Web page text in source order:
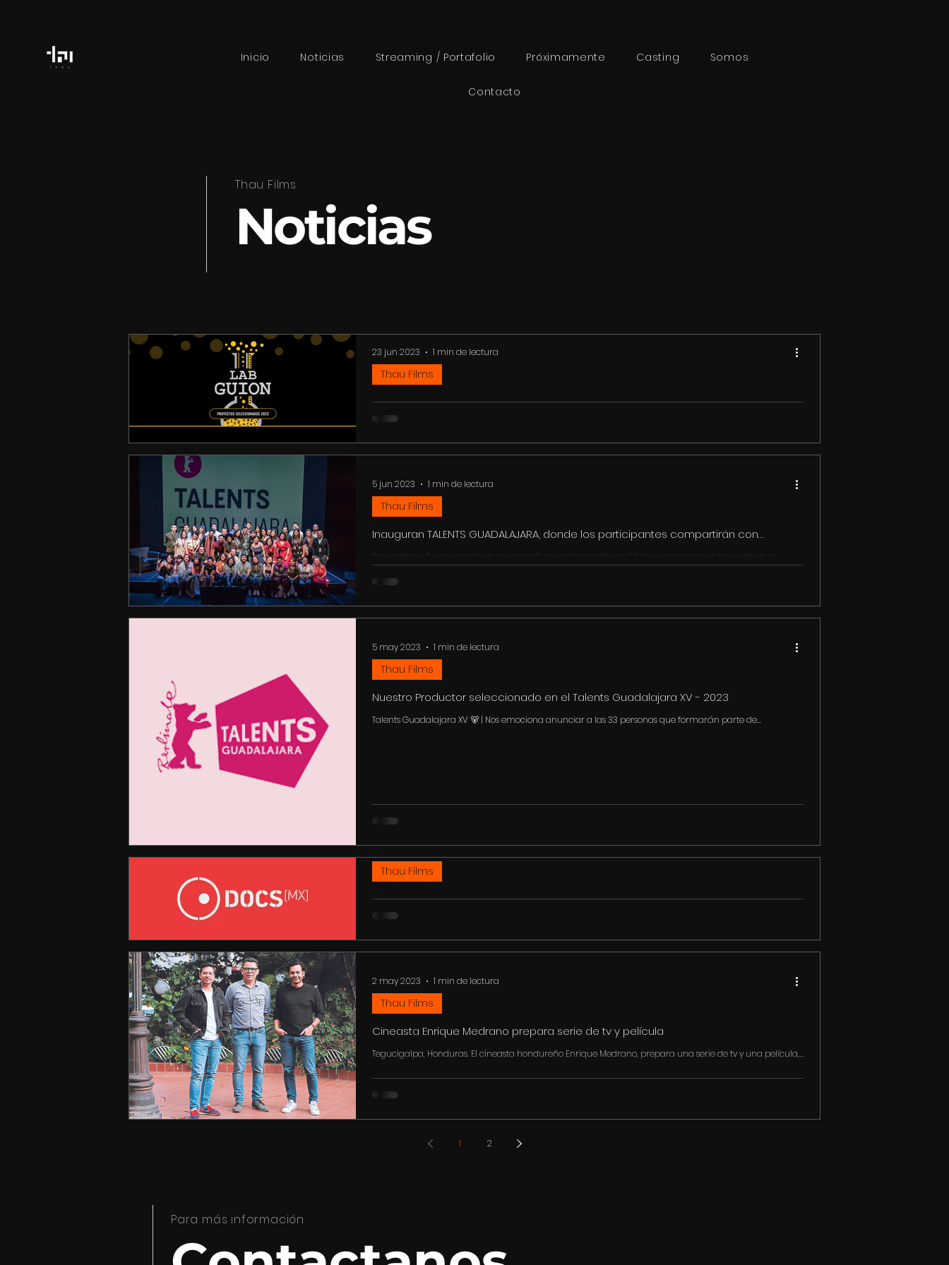
Inicio Noticias Streaming / Portafolio Próximamente Casting Somos
Contacto
Thau Films
Noticias
Conoce el listado de guionistas que integran el 11° LabGuion 2023
Luego de un concentrado proceso de selección, con proyectos de gran calidad, presentamos el listado
Thau Films
23 jun 2023 1 min de lectura
Inauguran TALENTS GUADALAJARA, donde los participantes compartirán con
expertos ideas y experiencias
Con el tema “La revolución de la alegría” y la participación de 33 jóvenes talentos del mundo de la
cinematografía dio inició la...
Thau Films
5 jun 2023 1 min de lectura
Nuestro Productor seleccionado en el Talents Guadalajara XV - 2023
Talents Guadalajara XV 🐻 | Nos emociona anunciar a las 33 personas que formarán parte de
Thau Films
5 may 2023 1 min de lectura
Nuestra directora Laura Bermúdez en el Taller de Desarrollo y Escritura de DocsMx
En mood estudiante porque ya comenzó el taller de Escritura y desarrollo de proyectos, que imparte el
Thau Films
4 may 2023 1 min de lectura
Cineasta Enrique Medrano prepara serie de tv y película
Tegucigalpa, Honduras. El cineasta hondureño Enrique Medrano, prepara una serie de tv y una película,
Thau Films
2 may 2023 1 min de lectura
1 2
Para más información